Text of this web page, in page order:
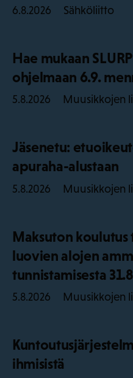
6.8.2026 Sähköliitto
Hae mukaan
ohjelmaan 6.9.
5.8.2026 Muusikkojen
Jäsenetu:
apuraha-alustaan
5.8.2026 Muusikkojen
Maksuton koulutus
luovien alojen
tunnistamisesta
5.8.2026 Muusikkojen
ihmisistä